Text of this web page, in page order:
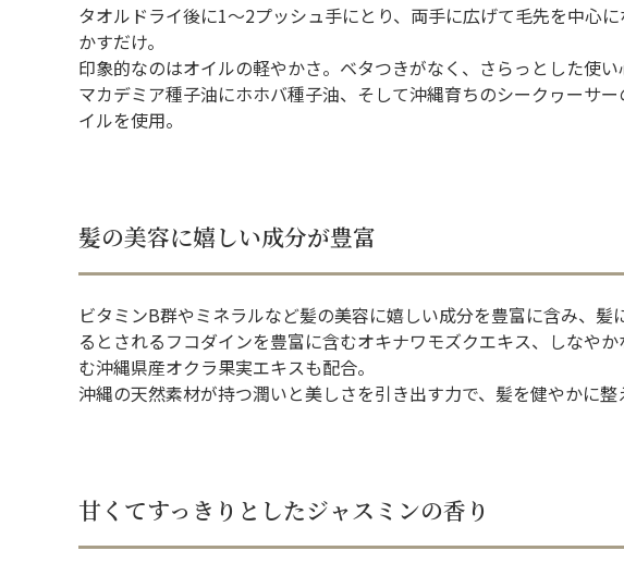
タオルドライ後に1～2プッシュ手にとり、両手に広げて毛先を中心
かすだけ。
印象的なのはオイルの軽やかさ。ベタつきがなく、さらっとした使い
マカデミア種子油にホホバ種子油、そして沖縄育ちのシークヮーサ
イルを使用。
髪の美容に嬉しい成分が豊富
ビタミンB群やミネラルなど髪の美容に嬉しい成分を豊富に含み、髪
るとされるフコダインを豊富に含むオキナワモズクエキス、しなや
む沖縄県産オクラ果実エキスも配合。
沖縄の天然素材が持つ潤いと美しさを引き出す力で、髪を健やかに整
甘くてすっきりとしたジャスミンの香り